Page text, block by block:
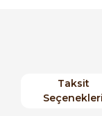
Taksit
Seçenekleri